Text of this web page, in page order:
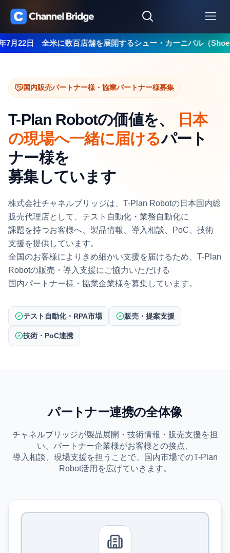
全米に数百店舗を展開するシュー・カーニバル（Shoe
国内販売パートナー様・協業パートナー様募集
T-Plan Robotの価値を、
日本
の現場へ一緒に届けるパート
ナー様を
募集しています
株式会社チャネルブリッジは、T-Plan Robotの日本国内総
販売代理店として、テスト自動化・業務自動化に
課題を持つお客様へ、製品情報、導入相談、PoC、技術
支援を提供しています。
全国のお客様によりきめ細かい支援を届けるため、T-Plan
Robotの販売・導入支援にご協力いただける
国内パートナー様・協業企業様を募集しています。
テスト自動化・RPA市場 販売・提案支援
技術・PoC連携
パートナー連携の全体像
チャネルブリッジが製品展開・技術情報・販売支援を担
い、パートナー企業様がお客様との接点、
導入相談、現場支援を担うことで、国内市場でのT-Plan
Robot活用を広げていきます。